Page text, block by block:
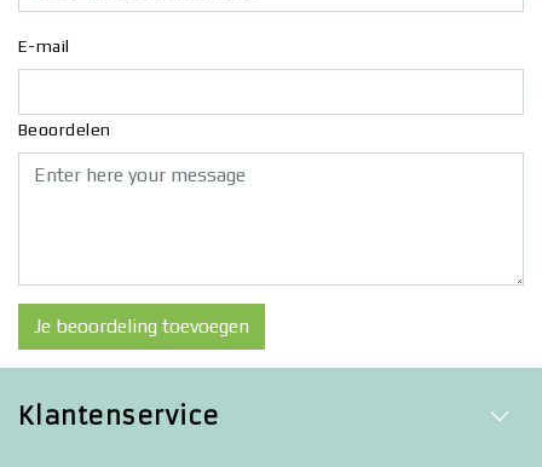
E-mail
Beoordelen
Je beoordeling toevoegen
Klantenservice